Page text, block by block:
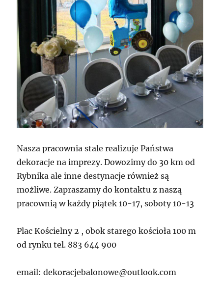
Nasza pracownia stale realizuje Państwa
dekoracje na imprezy. Dowozimy do 30 km od
Rybnika ale inne destynacje również są
możliwe. Zapraszamy do kontaktu z naszą
pracownią w każdy piątek 10-17, soboty 10-13
Plac Kościelny 2 , obok starego kościoła 100 m
od rynku tel. 883 644 900
email: dekoracjebalonowe@outlook.com